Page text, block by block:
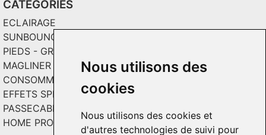
Nous utilisons des
cookies
Nous utilisons des cookies et
d'autres technologies de suivi pour
CATEGORIES
ECLAIRAGE
SUNBOUNCE
PIEDS - GRIPS - TOILES
MAGLINER CHARIOTS
CONSOMMABLES / SOLS VINYL
EFFETS SPECIAUX ET INCRUSTATION
PASSECABLE
HOME PRODUCT